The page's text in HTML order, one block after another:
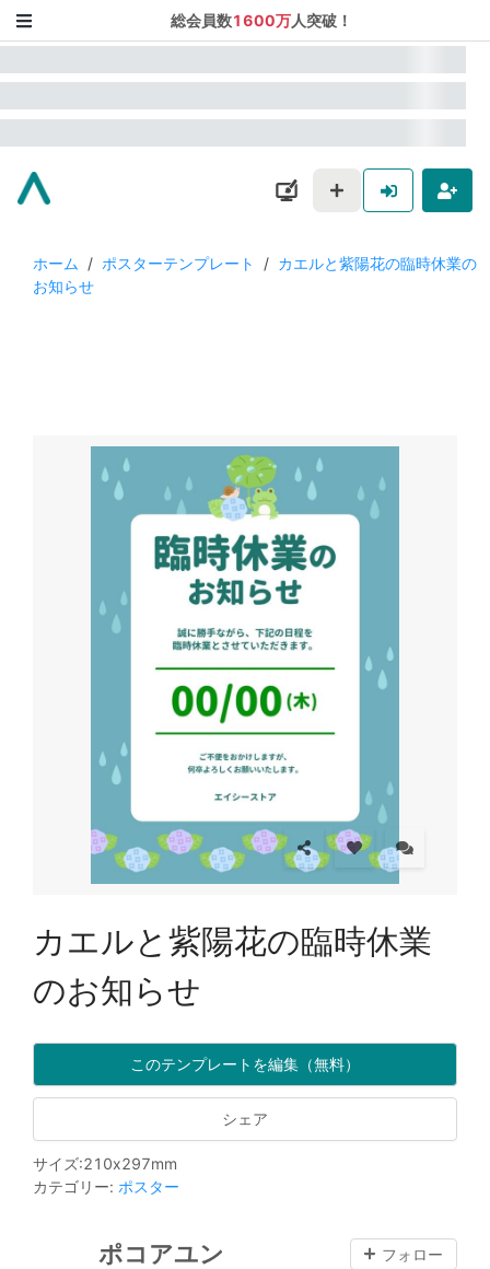
総会員数1600万人突破！
ホーム / ポスターテンプレート / カエルと紫陽花の臨時休業の
お知らせ
カエルと紫陽花の臨時休業
のお知らせ
このテンプレートを編集（無料）
シェア
サイズ:210x297mm
カテゴリー: ポスター
ポコアユン フォロー